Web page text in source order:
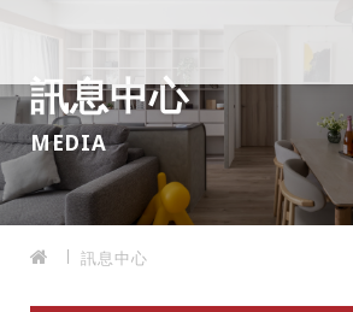
訊息中心
MEDIA
訊息中心